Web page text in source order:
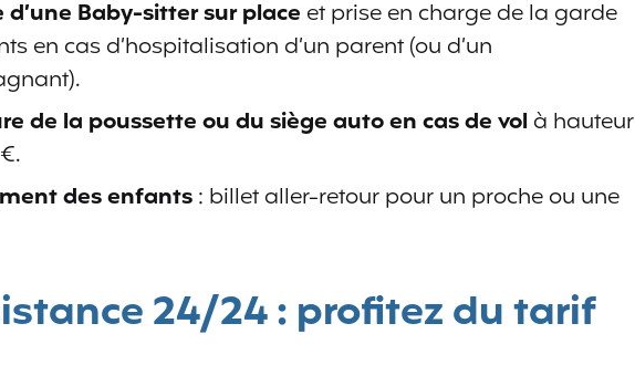
d’une Baby-sitter sur place et prise en charge de la garde
en cas d’hospitalisation d’un parent (ou d’un
de la poussette ou du siège auto en cas de volà hauteur
des enfants: billet aller-retour pour un proche ou une
24/24 : profitez du tarif